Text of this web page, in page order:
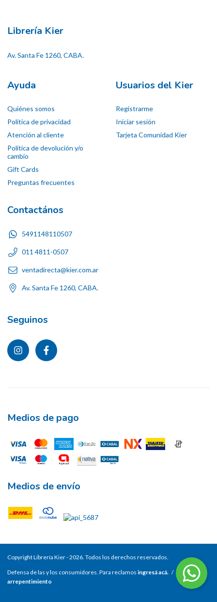
Librería Kier
Av. Santa Fe 1260, CABA.
Ayuda
Quiénes somos
Política de privacidad
Atención al cliente
Política de devolución y/o
cambio
Gift Cards
Preguntas frecuentes
Usuarios del Kier
Registrarme
Iniciar sesión
Tarjeta Comunidad Kier
Contactános
5491148110507
011 4811-0507
ventadirecta@kier.com.ar
Av. Santa Fe 1260, CABA.
Seguinos
Medios de pago
Medios de envío
Copyright Librería Kier - 2026. Todos los derechos reservados.
Defensa de las y los consumidores. Para reclamos ingresá acá. /
Botón de
arrepentimiento